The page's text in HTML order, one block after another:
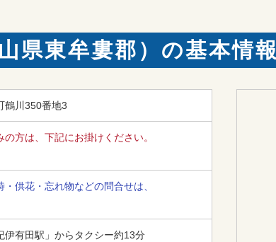
県東牟婁郡）の基本情報
鶴川350番地3
方は、下記にお掛けください。
供花・忘れ物などの問合せは、
伊有田駅」からタクシー約13分